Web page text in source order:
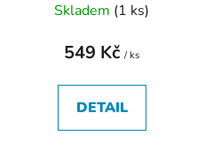
Skladem (1 ks)
549 Kč / ks
DETAIL